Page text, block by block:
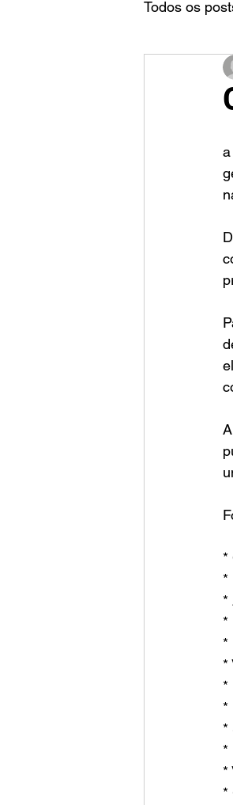
Todos os
*
*
*
*
*
*
*
*
*
*
*
*